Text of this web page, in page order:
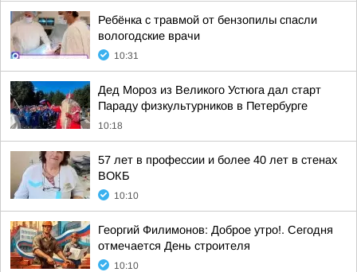
Ребёнка с травмой от бензопилы спасли
вологодские врачи
10:31
Дед Мороз из Великого Устюга дал старт
Параду физкультурников в Петербурге
10:18
57 лет в профессии и более 40 лет в стенах
ВОКБ
10:10
Георгий Филимонов: Доброе утро!. Сегодня
отмечается День строителя
10:10